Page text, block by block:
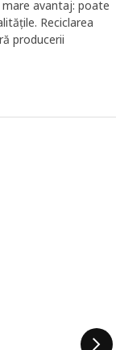
avantaj: poate
Reciclarea
producerii